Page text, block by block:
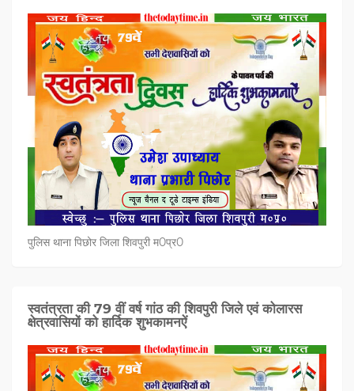
पुलिस थाना पिछोर जिला शिवपुरी म0प्र0
स्वतंत्रता की 79 वीं वर्ष गांठ की शिवपुरी जिले एवं कोलारस
क्षेत्रवासियों को हार्दिक शुभकामनऐं